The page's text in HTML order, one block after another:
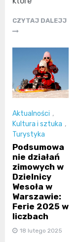
CZYTAJ DALEJJ
Aktualności ,
Kultura i sztuka ,
Turystyka
Podsumowa
nie działań
zimowych w
Dzielnicy
Wesoła w
Warszawie:
Ferie 2025 w
liczbach
18 lutego 2025